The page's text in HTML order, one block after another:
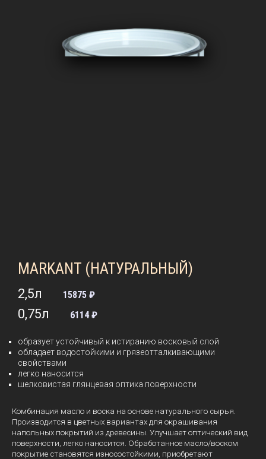
MARKANT (НАТУРАЛЬНЫЙ)
образует устойчивый к истиранию восковый слой
обладает водостойкими и грязеотталкивающими
свойствами
легко наносится
шелковистая глянцевая оптика поверхности
2,5л 15875 ₽
0,75л 6114 ₽
Комбинация масло и воска на основе натурального сырья.
Производится в цветных вариантах для окрашивания
напольных покрытий из древесины. Улучшает оптический вид
поверхности, легко наносится. Обработанное масло/воском
покрытие становятся износостойкими, приобретают